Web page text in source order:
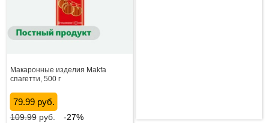
Макаронные изделия Makfa
спагетти, 500 г
79.99 руб.
109.99руб. -27%